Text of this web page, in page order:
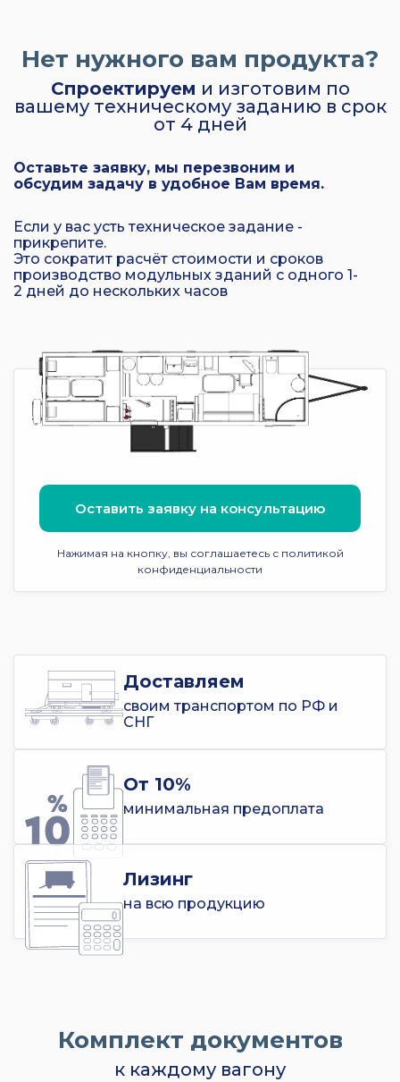
Нет нужного вам продукта?
Спроектируем и изготовим по
вашему техническому заданию в срок
от 4 дней
Оставьте заявку, мы перезвоним и
обсудим задачу в удобное Вам время.
Если у вас усть техническое задание -
прикрепите.
Это сократит расчёт стоимости и сроков
производство модульных зданий с одного 1-
2 дней до нескольких часов
Оставить заявку на консультацию
Нажимая на кнопку, вы соглашаетесь с политикой
конфиденциальности
Доставляем
своим транспортом по РФ и
СНГ
От 10%
минимальная предоплата
Лизинг
на всю продукцию
Комплект документов
к каждому вагону